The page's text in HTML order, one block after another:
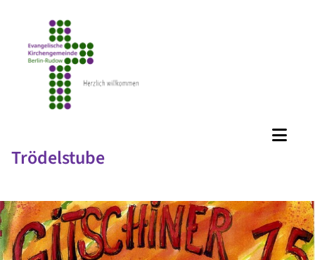
Trödelstube